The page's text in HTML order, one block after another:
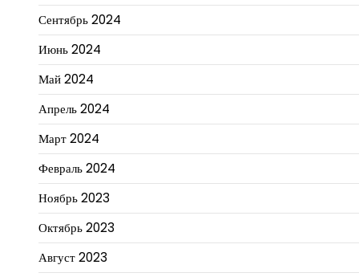
Сентябрь 2024
Июнь 2024
Май 2024
Апрель 2024
Март 2024
Февраль 2024
Ноябрь 2023
Октябрь 2023
Август 2023